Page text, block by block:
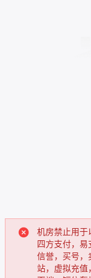
机房禁止用于
四方支付，
信誉，买号，
站，虚拟充